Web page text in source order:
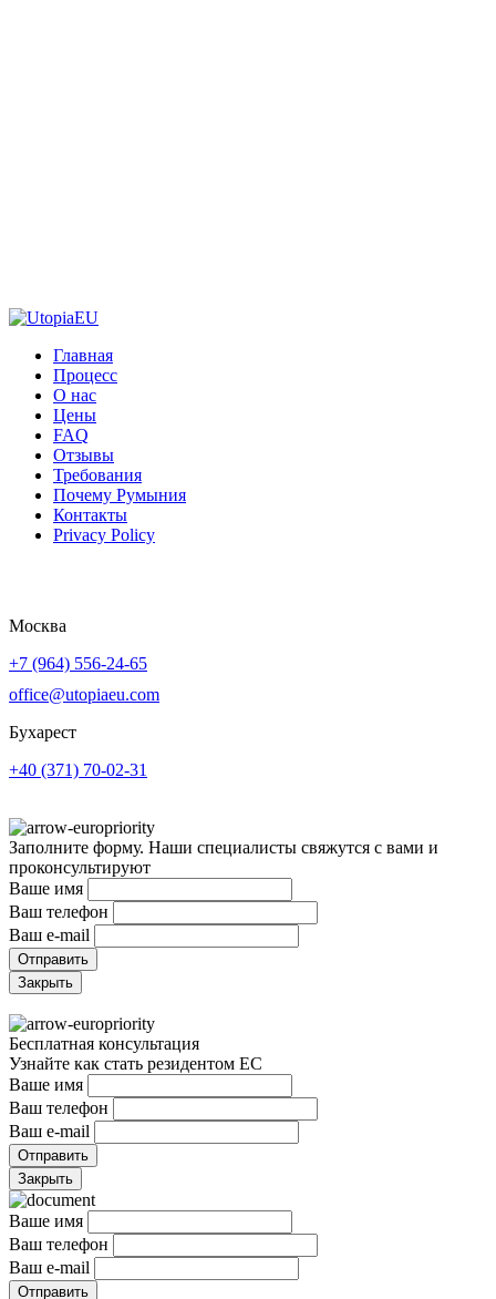
Главная
Процесс
О нас
Цены
FAQ
Отзывы
Требования
Почему Румыния
Контакты
Privacy Policy
Москва
+7 (964) 556-24-65
office@utopiaeu.com
Бухарест
+40 (371) 70-02-31
Заполните форму. Наши специалисты свяжутся с вами и
проконсультируют
Ваше имя
Ваш телефон
Ваш e-mail
Закрыть
Бесплатная консультация
Узнайте как стать резидентом ЕС
Ваше имя
Ваш телефон
Ваш e-mail
Закрыть
Ваше имя
Ваш телефон
Ваш e-mail